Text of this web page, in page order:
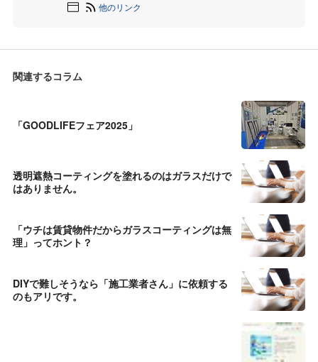
他のリンク
関連するコラム
「GOODLIFEフェア2025」
透明遮熱コーティングを塗れるのはガラスだけで
はありません。
「ウチは賃貸物件だからガラスコーティングは無
理」ってホント？
DIYで難しそうなら「施工業者さん」に依頼する
のもアリです。